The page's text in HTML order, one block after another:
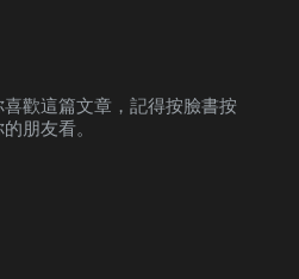
歡這篇文章，記得按臉書按
朋友看。